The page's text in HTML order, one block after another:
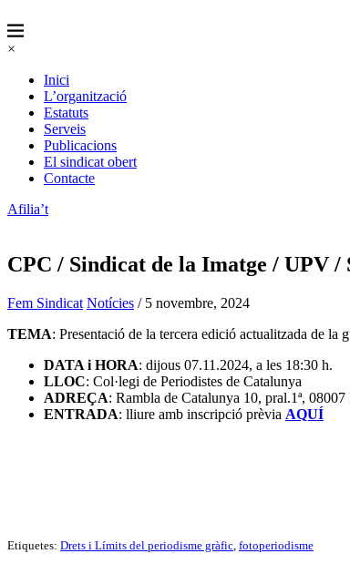
×
Inici
L’organització
Estatuts
Serveis
Publicacions
El sindicat obert
Contacte
Afilia’t
CPC / Sindicat de la Imatge / UPV /
Fem Sindicat Notícies / 5 novembre, 2024
TEMA: Presentació de la tercera edició actualitzada de
DATA i HORA: dijous 07.11.2024, a les 18:30 h.
LLOC: Col·legi de Periodistes de Catalunya
ADREÇA: Rambla de Catalunya 10, pral.1ª, 08007
ENTRADA: lliure amb inscripció prèvia AQUÍ
Etiquetes: Drets i Límits del periodisme gràfic fotoperiodisme